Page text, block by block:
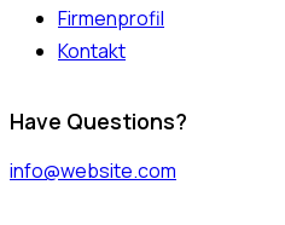
Firmenprofil
Kontakt
Have Questions?
info@website.com